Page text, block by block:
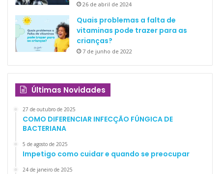
26 de abril de 2024
Quais problemas a falta de
vitaminas pode trazer para as
crianças?
7 de junho de 2022
Últimas Novidades
27 de outubro de 2025
COMO DIFERENCIAR INFECÇÃO FÚNGICA DE
BACTERIANA
5 de agosto de 2025
Impetigo como cuidar e quando se preocupar
24 de janeiro de 2025